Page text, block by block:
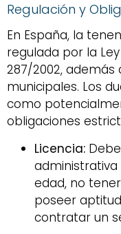
Regulación y
En España, la
regulada por la
287/2002, además
municipales. Los
como
obligaciones
Licencia:
edad, no
poseer
contratar un